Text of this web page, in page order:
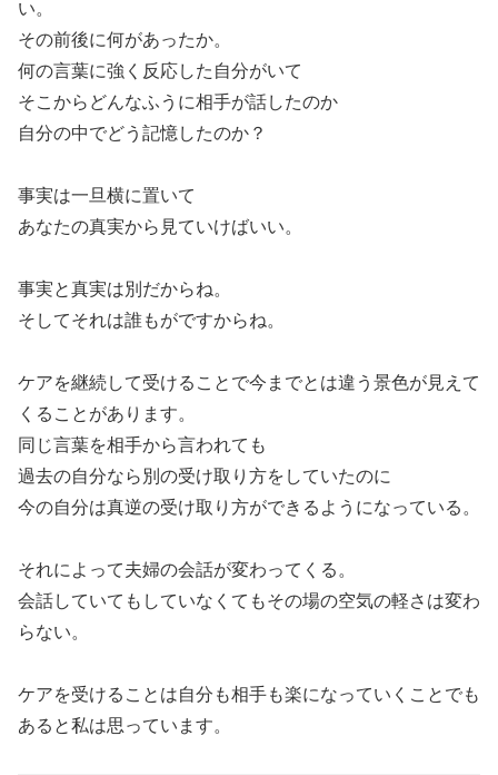
い。
その前後に何があったか。
何の言葉に強く反応した自分がいて
そこからどんなふうに相手が話したのか
自分の中でどう記憶したのか？
事実は一旦横に置いて
あなたの真実から見ていけばいい。
事実と真実は別だからね。
そしてそれは誰もがですからね。
ケアを継続して受けることで今までとは違う景色が見えて
くることがあります。
同じ言葉を相手から言われても
過去の自分なら別の受け取り方をしていたのに
今の自分は真逆の受け取り方ができるようになっている。
それによって夫婦の会話が変わってくる。
会話していてもしていなくてもその場の空気の軽さは変わ
らない。
ケアを受けることは自分も相手も楽になっていくことでも
あると私は思っています。